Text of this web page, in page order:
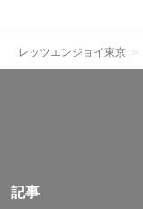
レッツエンジョイ東京
記事